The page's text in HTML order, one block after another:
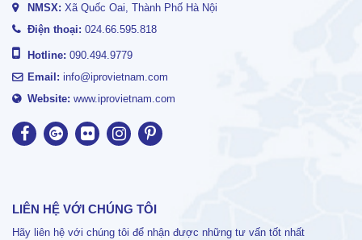
NMSX: Xã Quốc Oai, Thành Phố Hà Nội
Điện thoại: 024.66.595.818
Hotline: 090.494.9779
Email: info@iprovietnam.com
Website: www.iprovietnam.com
LIÊN HỆ VỚI CHÚNG TÔI
Hãy liên hệ với chúng tôi để nhận được những tư vấn tốt nhất